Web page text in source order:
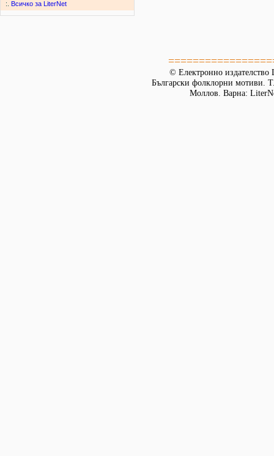
:. Всичко за LiterNet
© Електронно издателство
Български фолклорни мотиви.
Моллов. Варна: